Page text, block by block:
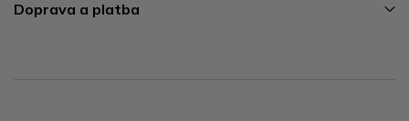
Doprava a platba